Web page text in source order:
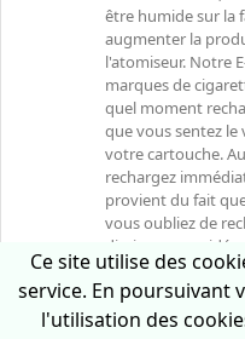
être humide sur la
augmenter la
l'atomiseur. Notre
marques de
quel moment
que vous sentez
votre cartouche.
rechargez
provient du fait
vous oubliez de
diminuez
atomiseur. Par
votre cartouche
jours d'utilisation.
Ce site utilise des
service. En poursuivant
l'utilisation des